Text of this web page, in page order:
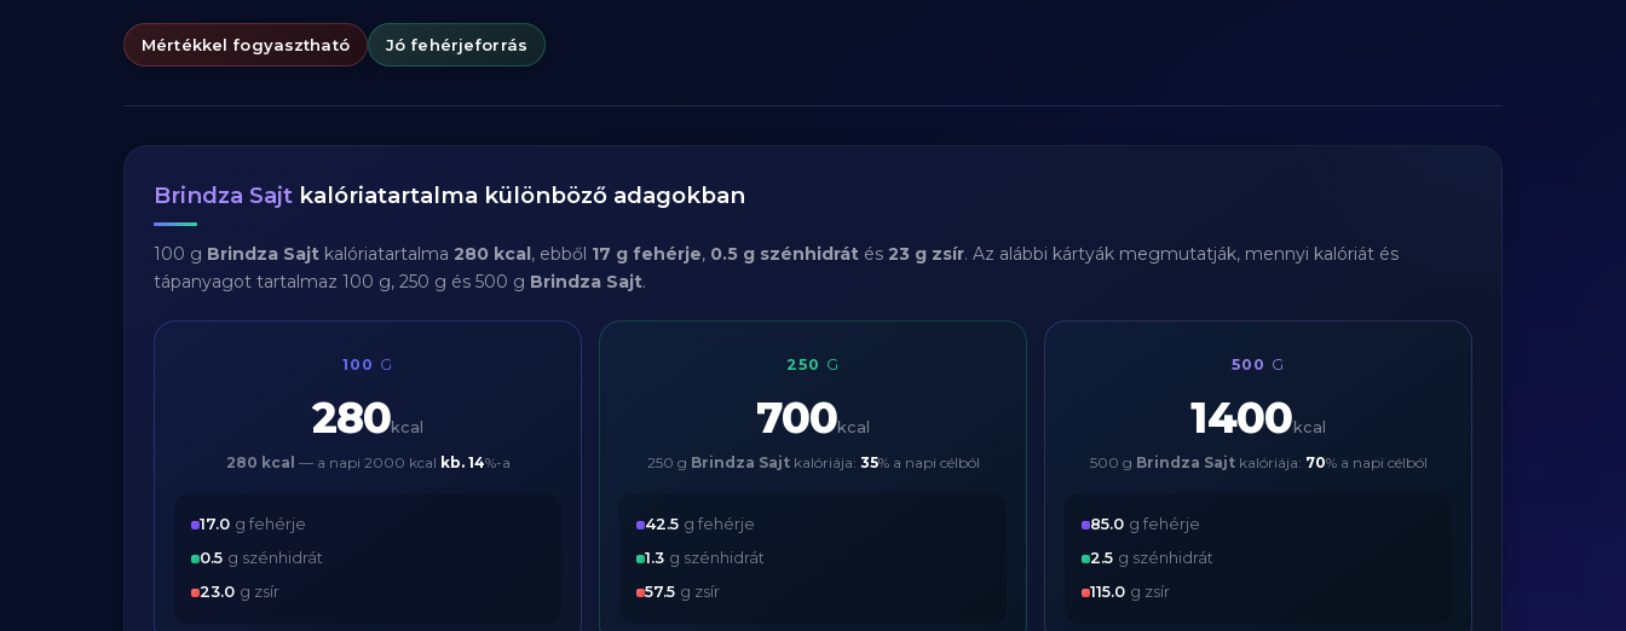
Mértékkel fogyasztható Jó fehérjeforrás
Brindza Sajt kalóriatartalma különböző adagokban
100 g Brindza Sajt kalóriatartalma 280 kcal, ebből 17 g fehérje, 0.5 g szénhidrát és 23 g zsír. Az alábbi kártyák megmutatják, mennyi kalóriát és
tápanyagot tartalmaz 100 g, 250 g és 500 g Brindza Sajt.
100 G
280kcal
280 kcal — a napi 2000 kcal kb. 14%-a
17.0 g fehérje
0.5 g szénhidrát
23.0 g zsír
250 G
700kcal
250 g Brindza Sajtkalóriája: 35% a napi célból
42.5 g fehérje
1.3 g szénhidrát
57.5 g zsír
500 G
1400 kcal
500 g Brindza Sajtkalóriája: 70% a napi célból
85.0 g fehérje
2.5 g szénhidrát
115.0 g zsír